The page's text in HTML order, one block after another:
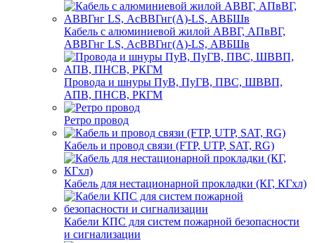
Кабель с алюминиевой жилой АВВГ, АПвВГ,
АВВГнг LS, АсВВГнг(А)-LS, АВБШв
Провода и шнуры ПуВ, ПуГВ, ПВС, ШВВП,
АПВ, ПНСВ, РКГМ
Ретро провод
Кабель и провод связи (FTP, UTP, SAT, RG)
Кабель для нестационарной прокладки (КГ, КГхл)
Кабели КПС для систем пожарной безопасности
и сигнализации